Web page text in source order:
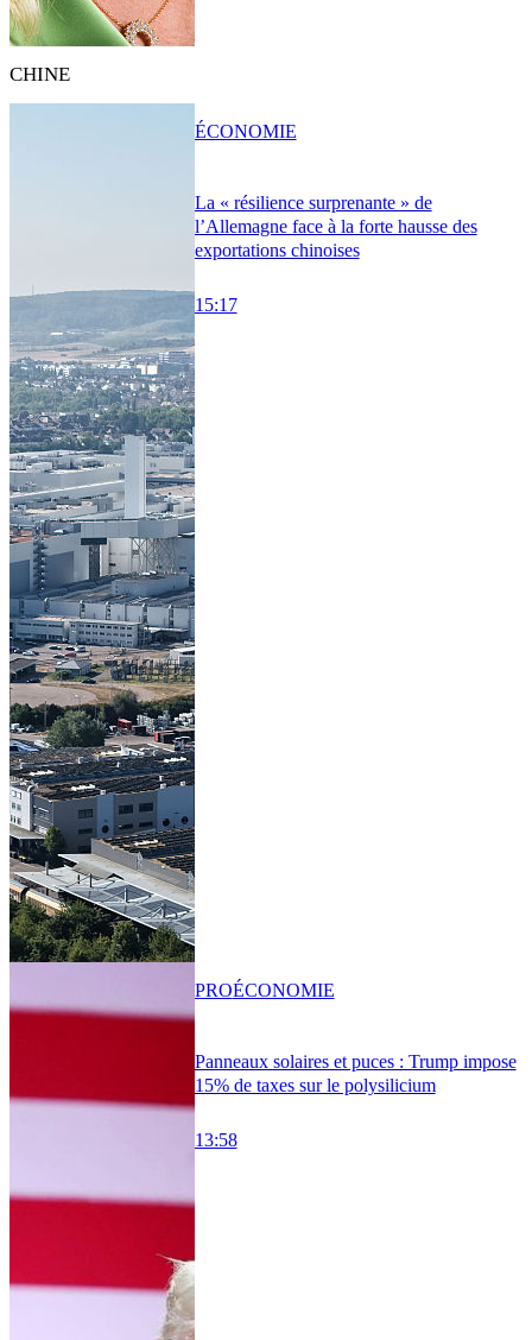
CHINE
La « résilience surprenante » de
l’Allemagne face à la forte hausse des
exportations chinoises
15:17
ÉCONOMIE
Panneaux solaires et puces : Trump impose
15% de taxes sur le polysilicium
13:58
PROÉCONOMIE